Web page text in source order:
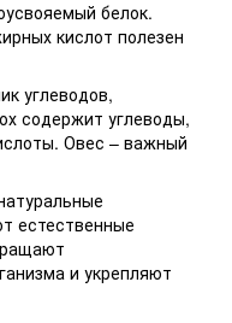
белок.
кислот полезен
углеводов,
содержит углеводы,
Овес – важный
естественные
и укрепляют